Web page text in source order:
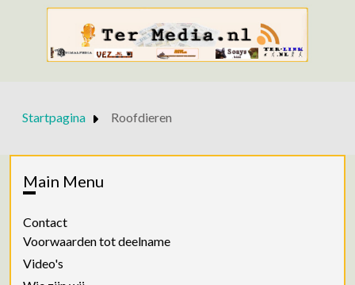
Startpagina Roofdieren
Main Menu
Contact
Voorwaarden tot deelname
Video's